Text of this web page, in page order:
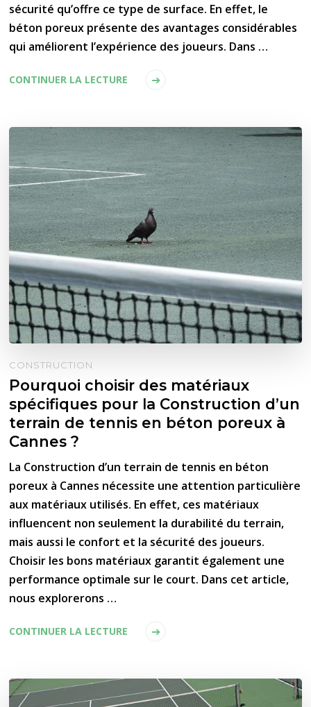
sécurité qu’offre ce type de surface. En effet, le
béton poreux présente des avantages considérables
qui améliorent l’expérience des joueurs. Dans …
CONTINUER LA LECTURE
CONSTRUCTION
Pourquoi choisir des matériaux
spécifiques pour la Construction d’un
terrain de tennis en béton poreux à
Cannes ?
La Construction d’un terrain de tennis en béton
poreux à Cannes nécessite une attention particulière
aux matériaux utilisés. En effet, ces matériaux
influencent non seulement la durabilité du terrain,
mais aussi le confort et la sécurité des joueurs.
Choisir les bons matériaux garantit également une
performance optimale sur le court. Dans cet article,
nous explorerons …
CONTINUER LA LECTURE